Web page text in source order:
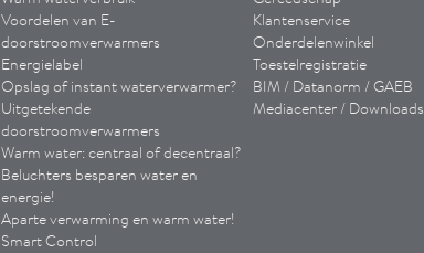
Voordelen van E-
doorstroomverwarmers
Energielabel
Opslag of instant waterverwarmer?
Uitgetekende
doorstroomverwarmers
Warm water: centraal of decentraal?
Beluchters besparen water en
energie!
Aparte verwarming en warm water!
Smart Control
Klantenservice
Onderdelenwinkel
Toestelregistratie
BIM / Datanorm / GAEB
Mediacenter / Downloads